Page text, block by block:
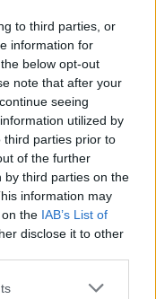
to third parties, or
information for
below opt-out
note that after your
seeing
utilized by
third parties prior to
of the further
by third parties on the
information may
the IAB’s List of
disclose it to other